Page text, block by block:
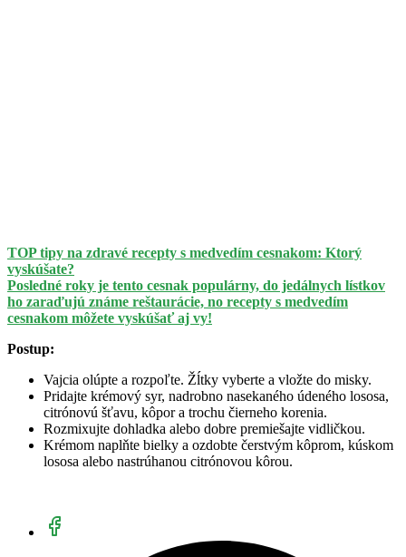
TOP tipy na zdravé recepty s medvedím cesnakom: Ktorý
vyskúšate?
Posledné roky je tento cesnak populárny, do jedálnych lístkov
ho zaraďujú známe reštaurácie, no recepty s medvedím
cesnakom môžete vyskúšať aj vy!
Postup:
Vajcia olúpte a rozpoľte. Žĺtky vyberte a vložte do misky.
Pridajte krémový syr, nadrobno nasekaného údeného lososa,
citrónovú šťavu, kôpor a trochu čierneho korenia.
Rozmixujte dohladka alebo dobre premiešajte vidličkou.
Krémom naplňte bielky a ozdobte čerstvým kôprom, kúskom
lososa alebo nastrúhanou citrónovou kôrou.